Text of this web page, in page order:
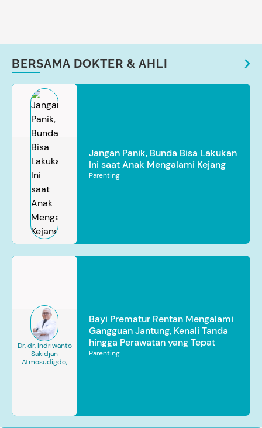
BERSAMA DOKTER & AHLI
Jangan Panik, Bunda Bisa Lakukan
Ini saat Anak Mengalami Kejang
Parenting
Dr. dr. Indriwanto
Sakidjan
Atmosudigdo,
Bayi Prematur Rentan Mengalami
Gangguan Jantung, Kenali Tanda
hingga Perawatan yang Tepat
Parenting